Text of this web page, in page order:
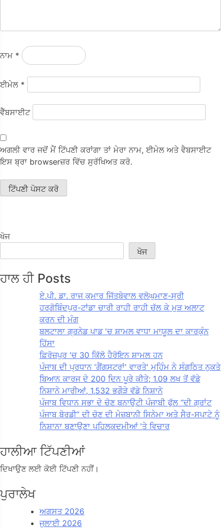
ਨਾਮ *
ਈਮੇਲ *
ਵੈੱਬਸਾਈਟ
ਅਗਲੀ ਵਾਰ ਜਦੋਂ ਮੈਂ ਟਿੱਪਣੀ ਕਰਾਂਗਾ ਤਾਂ ਮੇਰਾ ਨਾਮ, ਈਮੇਲ ਅਤੇ ਵੈਬਸਾਈਟ
ਇਸ ਬ੍ਰਾ browserਜ਼ਰ ਵਿੱਚ ਸੁਰੱਖਿਅਤ ਕਰੋ.
ਖੋਜ
ਖੋਜ
ਹਾਲ ਹੀ Posts
ਏ.ਪੀ. ਡਾ. ਰਾਜ ਕੁਮਾਰ ਜਿੱਤਬੇਵਾਲ ਵਲੋਘੁਮਾਣ-ਸ੍ਰੀ
ਹਰਗੋਬਿੰਦਪੁਰ-ਟਾਂਡਾ ਚਾਰੀ ਰਾਹੀ ਰਾਹੀ ਚੱਲ ਕੇ ਮੁੜ ਅਲਾਟ
ਕਰਨ ਦੀ ਮੰਗ
ਬਲਟਾਲਾ ਗ੍ਰਨੇਡ ਪਾਡ 'ਚ ਸ਼ਾਮਲ ਵਾਧਾ ਮਾਯੂਲ ਦਾ ਕਾਰਕੁੰਨ
ਹਿੱਸਾ
ਫ਼ਿਰੋਜ਼ਪੁਰ 'ਚ 30 ਕਿੱਲੋ ਹੈਰੋਇਨ ਸ਼ਾਮਲ ਹਨ
ਪੰਜਾਬ ਦੀ ਪ੍ਰਧਾਨ 'ਗੈਂਗਸਟਰਾਂ' ਵਾਰਤੇ' ਮੁਹਿੰਮ ਨੇ ਸੰਗਠਿਤ ਨੁਕਤੇ
ਬਿਆਨ ਕਾਰਜ ਦੇ 200 ਦਿਨ ਪੂਰੇ ਕੀਤੇ; 1.09 ਲਖ ਤੋਂ ਵੱਡੇ
ਨਿਸ਼ਾਨੇ ਮਾਰੀਆਂ, 1,532 ਭਗੌੜੇ ਵੱਡੇ ਨਿਸ਼ਾਨੇ
ਪੰਜਾਬ ਵਿਧਾਨ ਸਭਾ ਦੇ ਚੋਣ ਬਨਾਉਟੀ ਪੰਜਾਬੀ ਫੁੱਲ “ਦੀ ਗ੍ਰਾਂਟ
ਪੰਜਾਬ ਬੋਰਡੀ” ਦੀ ਚੋਣ ਦੀ ਮੇਜ਼ਬਾਨੀ ਸਿਨੇਮਾ ਅਤੇ ਸੈਰ-ਸਪਾਟੇ ਨੂੰ
ਨਿਸ਼ਾਨਾ ਬਣਾਉਣਾ ਪਹਿਲਕਦਮੀਆਂ 'ਤੇ ਵਿਚਾਰ
ਹਾਲੀਆ ਟਿੱਪਣੀਆਂ
ਦਿਖਾਉਣ ਲਈ ਕੋਈ ਟਿੱਪਣੀ ਨਹੀਂ।
ਪੁਰਾਲੇਖ
ਅਗਸਤ 2026
ਜੁਲਾਈ 2026